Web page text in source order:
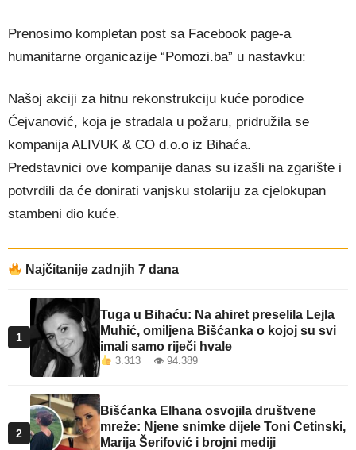
Prenosimo kompletan post sa Facebook page-a
humanitarne organicazije “Pomozi.ba” u nastavku:
Našoj akciji za hitnu rekonstrukciju kuće porodice
Ćejvanović, koja je stradala u požaru, pridružila se
kompanija ALIVUK & CO d.o.o iz Bihaća.
Predstavnici ove kompanije danas su izašli na zgarište i
potvrdili da će donirati vanjsku stolariju za cjelokupan
stambeni dio kuće.
Najčitanije zadnjih 7 dana
1
Tuga u Bihaću: Na ahiret preselila Lejla
Muhić, omiljena Bišćanka o kojoj su svi
imali samo riječi hvale
3.313 👁 94.389
2
Bišćanka Elhana osvojila društvene
mreže: Njene snimke dijele Toni Cetinski,
Marija Šerifović i brojni mediji